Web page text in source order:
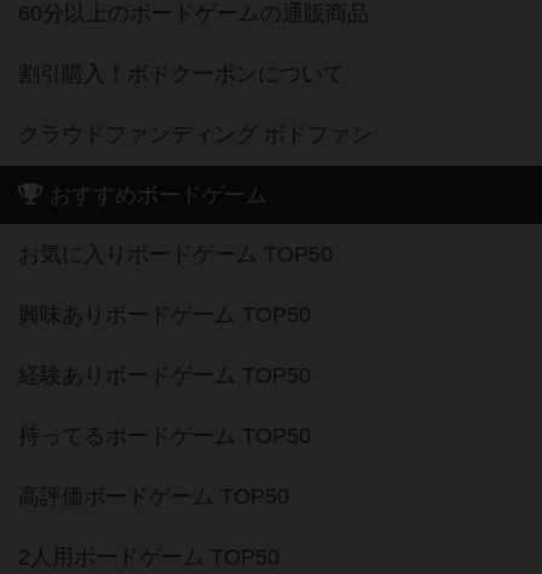
60分以上のボードゲームの通販商品
割引購入！ボドクーポンについて
クラウドファンディング ボドファン
おすすめボードゲーム
お気に入りボードゲーム TOP50
興味ありボードゲーム TOP50
経験ありボードゲーム TOP50
持ってるボードゲーム TOP50
高評価ボードゲーム TOP50
2人用ボードゲーム TOP50